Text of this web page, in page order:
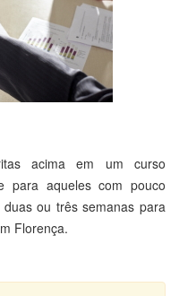
acima em um curso
para aqueles com pouco
ou três semanas para
Florença.